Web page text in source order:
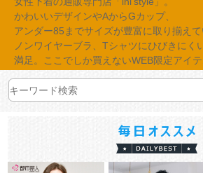
かわいいデザインやAからGカップ、
アンダー85までサイズが豊富に取り揃え
ノンワイヤーブラ、Tシャツにひびきにく
満足。ここでしか買えないWEB限定アイ